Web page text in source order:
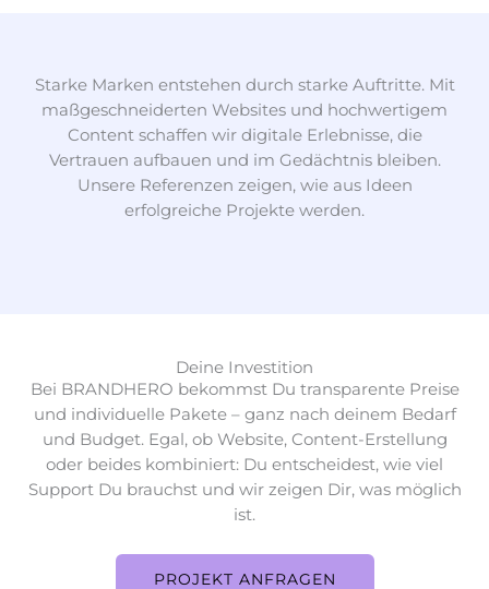
Starke Marken entstehen durch starke Auftritte. Mit
maßgeschneiderten Websites und hochwertigem
Content schaffen wir digitale Erlebnisse, die
Vertrauen aufbauen und im Gedächtnis bleiben.
Unsere Referenzen zeigen, wie aus Ideen
erfolgreiche Projekte werden.
Deine Investition
Bei BRANDHERO bekommst Du transparente Preise
und individuelle Pakete – ganz nach deinem Bedarf
und Budget. Egal, ob Website, Content-Erstellung
oder beides kombiniert: Du entscheidest, wie viel
Support Du brauchst und wir zeigen Dir, was möglich
ist.
PROJEKT ANFRAGEN